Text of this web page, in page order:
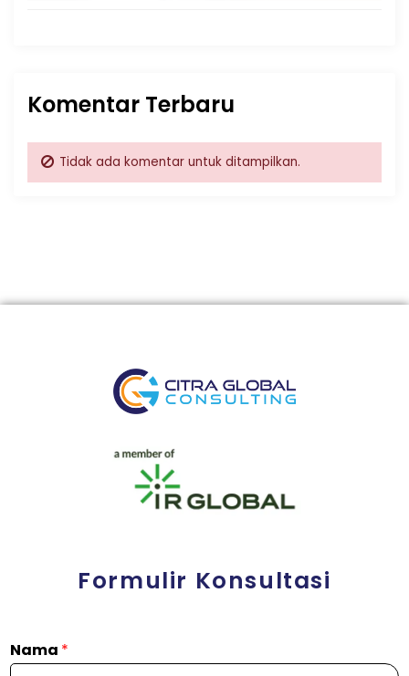
Komentar Terbaru
Tidak ada komentar untuk ditampilkan.
Formulir Konsultasi
Nama *